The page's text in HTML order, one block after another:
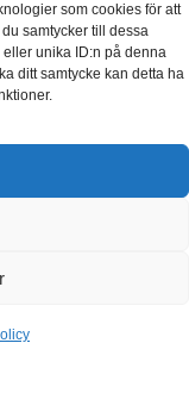
som cookies för att
samtycker till dessa
unika ID:n på denna
ditt samtycke kan detta ha
Electric